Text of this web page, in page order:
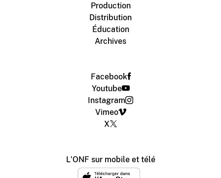
Production
Distribution
Éducation
Archives
Facebook
Youtube
Instagram
Vimeo
X
L'ONF sur mobile et télé